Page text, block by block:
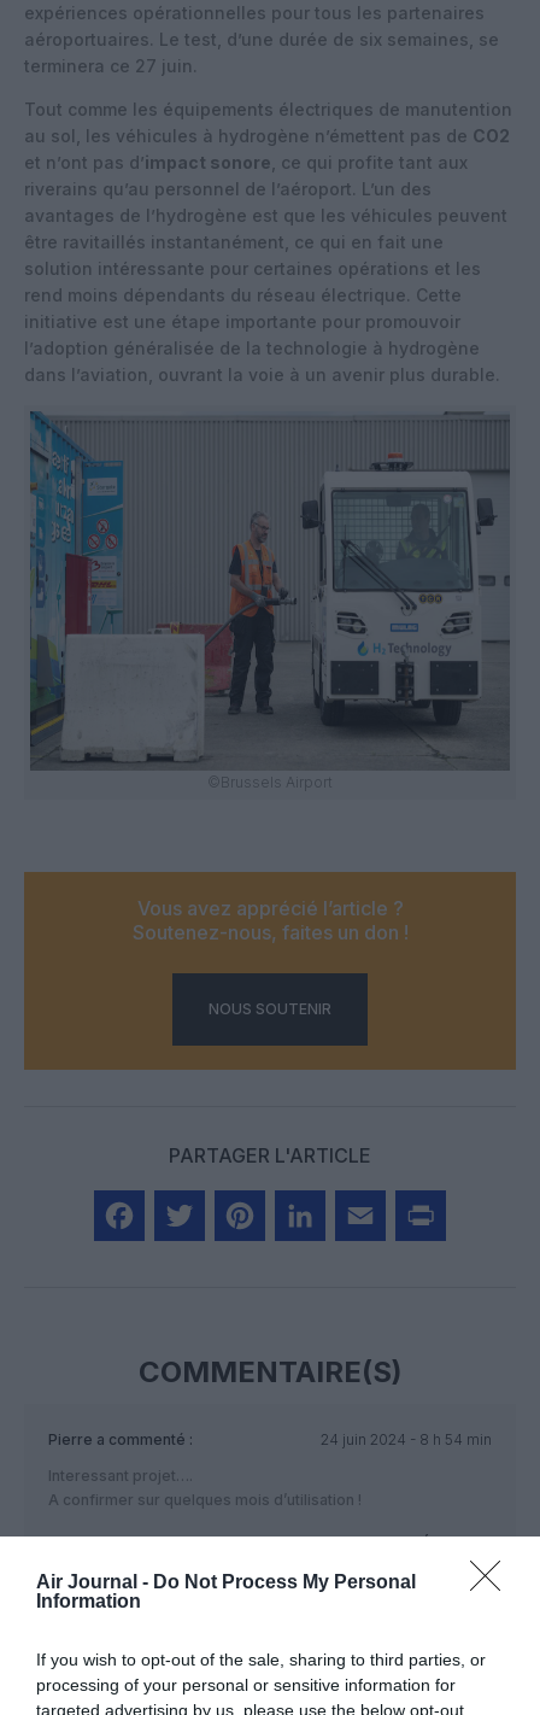
Air Journal - Do Not Process My Personal
Information
If you wish to opt-out of the sale, sharing to third parties, or
processing of your personal or sensitive information for
targeted advertising by us, please use the below opt-out
expériences opérationnelles pour tous les partenaires
aéroportuaires. Le test, d’une durée de six semaines, se
terminera ce 27 juin.
Tout comme les équipements électriques de manutention
au sol, les véhicules à hydrogène n’émettent pas de CO2
et n’ont pas d’impact sonore , ce qui profite tant aux
riverains qu’au personnel de l’aéroport. L’un des
avantages de l’hydrogène est que les véhicules peuvent
être ravitaillés instantanément, ce qui en fait une
solution intéressante pour certaines opérations et les
rend moins dépendants du réseau électrique. Cette
initiative est une étape importante pour promouvoir
l’adoption généralisée de la technologie à hydrogène
dans l’aviation, ouvrant la voie à un avenir plus durable.
©Brussels Airport
Vous avez apprécié l’article ?
Soutenez-nous, faites un don !
NOUS SOUTENIR
PARTAGER L'ARTICLE
COMMENTAIRE(S)
Pierre a commenté :
24 juin 2024 - 8 h 54 min
Interessant projet….
A confirmer sur quelques mois d’utilisation !
min
Sauf que la production de l’hydrogène est loin d’être